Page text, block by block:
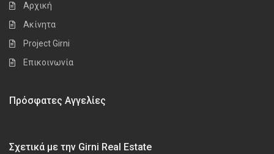
Αρχική
Ακίνητα
Project Girni
Επικοινωνία
Πρόσφατες Αγγελίες
Σχετικά με την Girni Real Estate